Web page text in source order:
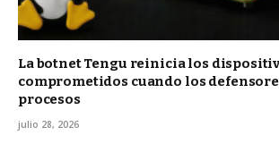
La botnet Tengu reinicia los
comprometidos cuando los
procesos
julio 28, 2026